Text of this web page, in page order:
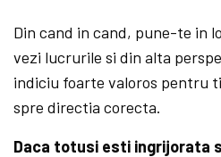
Din cand in cand, pune-te in
vezi lucrurile si din alta
indiciu foarte valoros pentru
spre directia corecta.
Daca totusi esti ingrijorata